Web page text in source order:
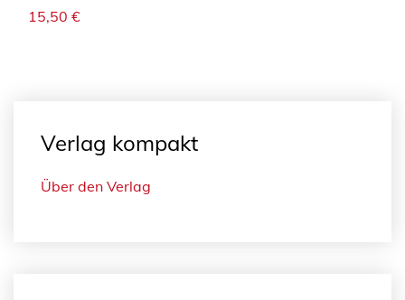
15,50 €
Verlag kompakt
Über den Verlag